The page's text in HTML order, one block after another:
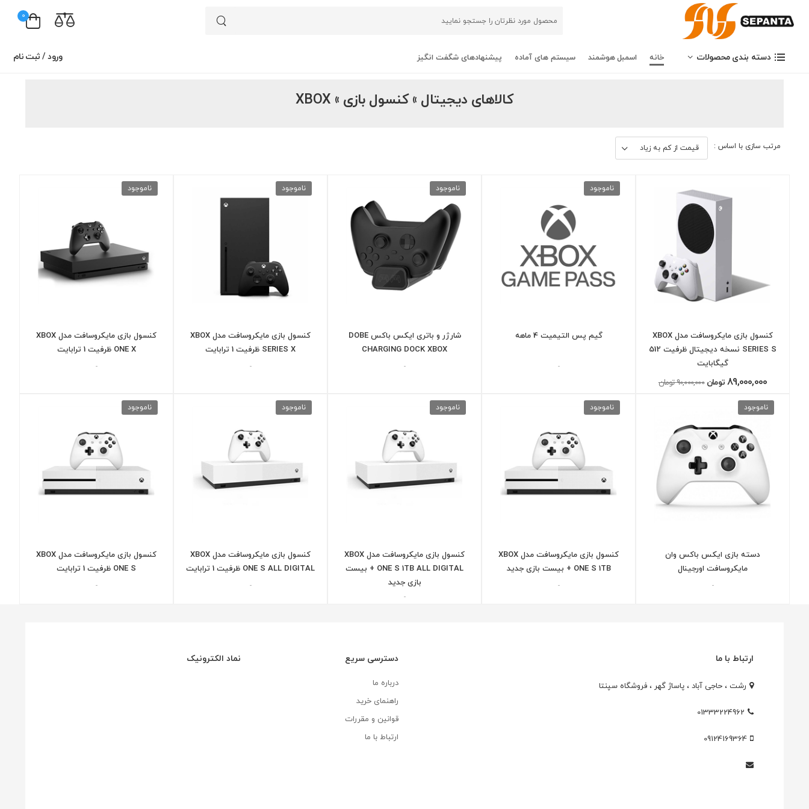
0
دسته بندی محصولات خانه اسمبل هوشمند سیستم های آماده پیشنهادهای شگفت انگیز ورود / ثبت نام
کالاهای دیجیتال » کنسول بازی » XBOX
مرتب سازی با اساس :
کنسول بازی مایکروسافت مدل XBOX
SERIES S نسخه دیجیتال ظرفیت 512
گیگابایت
89,000,000 تومان 90,000,000 تومان
ناموجود
گیم پس التیمیت 4 ماهه
-
ناموجود
شارژر و باتری ایکس باکس DOBE
CHARGING DOCK XBOX
-
ناموجود
کنسول بازی مایکروسافت مدل XBOX
SERIES X ظرفیت 1 ترابایت
-
ناموجود
کنسول بازی مایکروسافت مدل XBOX
ONE X ظرفیت 1 ترابایت
-
ناموجود
دسته بازی ایکس باکس وان
مایکروسافت اورجینال
-
ناموجود
کنسول بازی مایکروسافت مدل XBOX
ONE S 1TB + بیست بازی جدید
-
ناموجود
کنسول بازی مایکروسافت مدل XBOX
ONE S 1TB ALL DIGITAL + بیست
بازی جدید
-
ناموجود
کنسول بازی مایکروسافت مدل XBOX
ONE S ALL DIGITAL ظرفیت 1 ترابایت
-
ناموجود
کنسول بازی مایکروسافت مدل XBOX
ONE S ظرفیت 1 ترابایت
-
ارتباط با ما
رشت ، حاجی آباد ، پاساژ گهر ، فروشگاه سپنتا
01333224962
09124169364
دسترسی سریع
درباره ما
راهنمای خرید
قوانین و مقررات
ارتباط با ما
نماد الکترونیک